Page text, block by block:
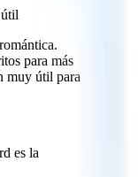
para más
muy útil para
es la